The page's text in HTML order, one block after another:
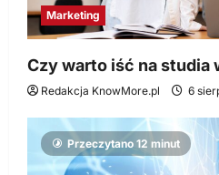
Marketing
Czy warto iść na studia
Redakcja KnowMore.pl 6
Przeczytano 12 minut